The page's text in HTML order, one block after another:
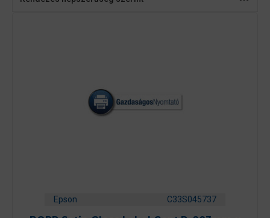
Epson C33S045737